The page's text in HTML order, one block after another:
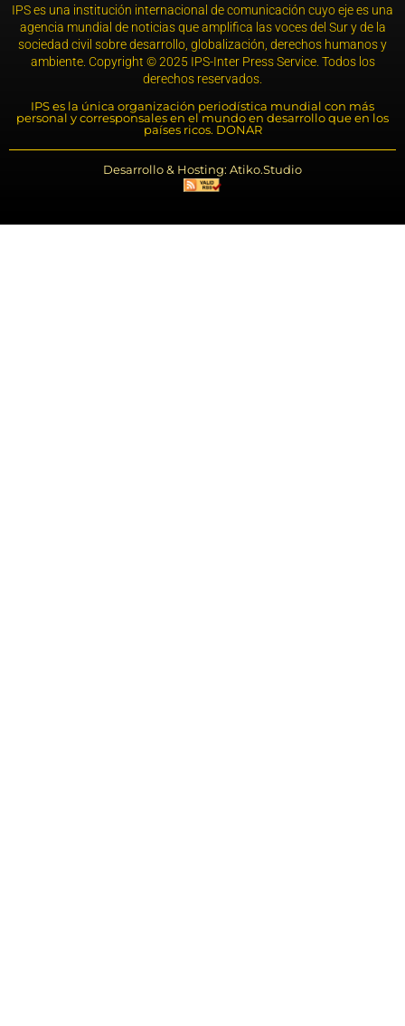
IPS es una institución internacional de comunicación cuyo eje es una
agencia mundial de noticias que amplifica las voces del Sur y de la
sociedad civil sobre desarrollo, globalización, derechos humanos y
ambiente. Copyright © 2025 IPS-Inter Press Service. Todos los
derechos reservados.
IPS es la única organización periodística mundial con más
personal y corresponsales en el mundo en desarrollo que en los
países ricos. DONAR
Desarrollo & Hosting: Atiko.Studio